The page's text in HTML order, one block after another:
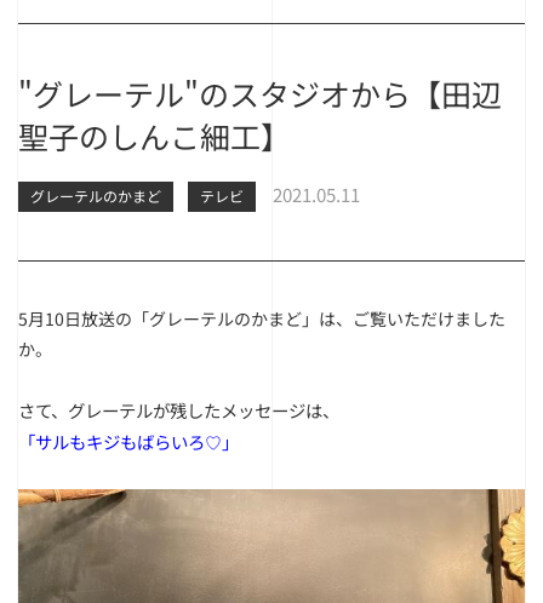
"グレーテル"のスタジオから【田辺
聖子のしんこ細工】
グレーテルのかまど テレビ 2021.05.11
5月10日放送の「グレーテルのかまど」は、ご覧いただけました
か。
さて、グレーテルが残したメッセージは、
「サルもキジもばらいろ♡」